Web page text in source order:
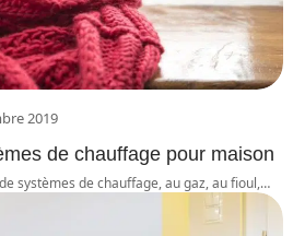
2019
de chauffage pour maison
systèmes de chauffage, au gaz, au fioul,…